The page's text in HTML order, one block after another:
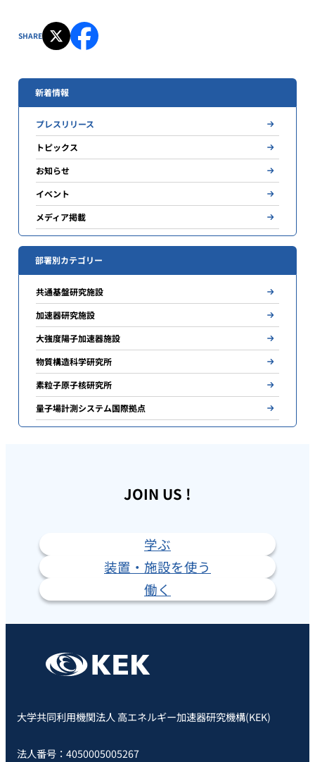
SHARE
新着情報
プレスリリース
トピックス
お知らせ
イベント
メディア掲載
部署別カテゴリー
共通基盤研究施設
加速器研究施設
大強度陽子加速器施設
物質構造科学研究所
素粒子原子核研究所
量子場計測システム国際拠点
JOIN US !
学ぶ
装置・施設を使う
働く
大学共同利用機関法人 高エネルギー加速器研究機構(KEK)
法人番号：4050005005267